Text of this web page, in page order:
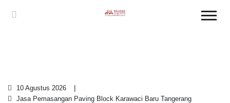
10 Agustus 2026
Jasa Pemasangan Paving Block Karawaci Baru Tangerang